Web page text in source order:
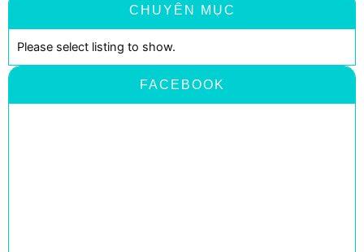
CHUYÊN MỤC
Please select listing to show.
FACEBOOK